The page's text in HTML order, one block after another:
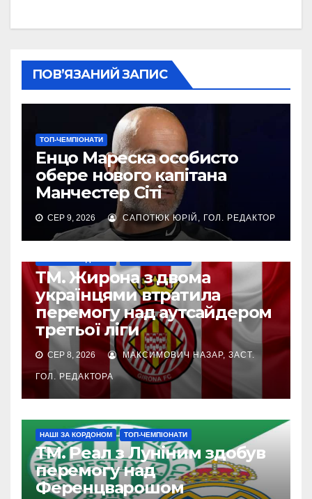
ПОВ’ЯЗАНИЙ ЗАПИС
ТОП-ЧЕМПІОНАТИ
Енцо Мареска особисто
обере нового капітана
Манчестер Сіті
СЕР 9, 2026 САПОТЮК ЮРІЙ, ГОЛ. РЕДАКТОР
ТМ. Жирона з двома
українцями втратила
перемогу над аутсайдером
третьої ліги
СЕР 8, 2026 МАКСИМОВИЧ НАЗАР, ЗАСТ.
ГОЛ. РЕДАКТОРА
НАШІ ЗА КОРДОНОМ ТОП-ЧЕМПІОНАТИ
ТМ. Реал з Луніним здобув
перемогу над
Ференцварошом